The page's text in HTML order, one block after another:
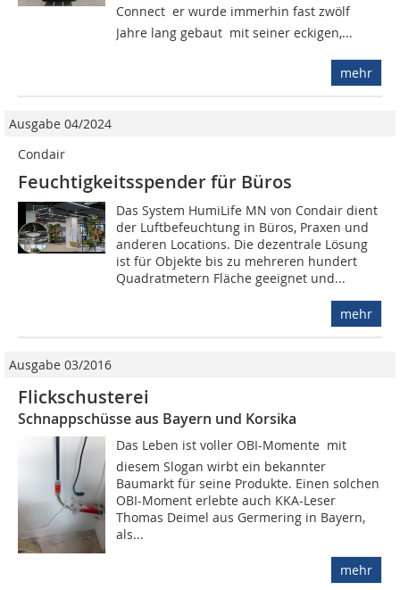
Connect  er wurde immerhin fast zwölf
Jahre lang gebaut  mit seiner eckigen,...
mehr
Ausgabe 04/2024
Condair
Feuchtigkeitsspender für Büros
Das System HumiLife MN von Condair dient
der Luftbefeuchtung in Büros, Praxen und
anderen Locations. Die dezentrale Lösung
ist für Objekte bis zu mehreren hundert
Quadratmetern Fläche geeignet und...
mehr
Ausgabe 03/2016
Flickschusterei
Schnappschüsse aus Bayern und Korsika
Das Leben ist voller OBI-Momente  mit
diesem Slogan wirbt ein bekannter
Baumarkt für seine Produkte. Einen solchen
OBI-Moment erlebte auch KKA-Leser
Thomas Deimel aus Germering in Bayern,
als...
mehr